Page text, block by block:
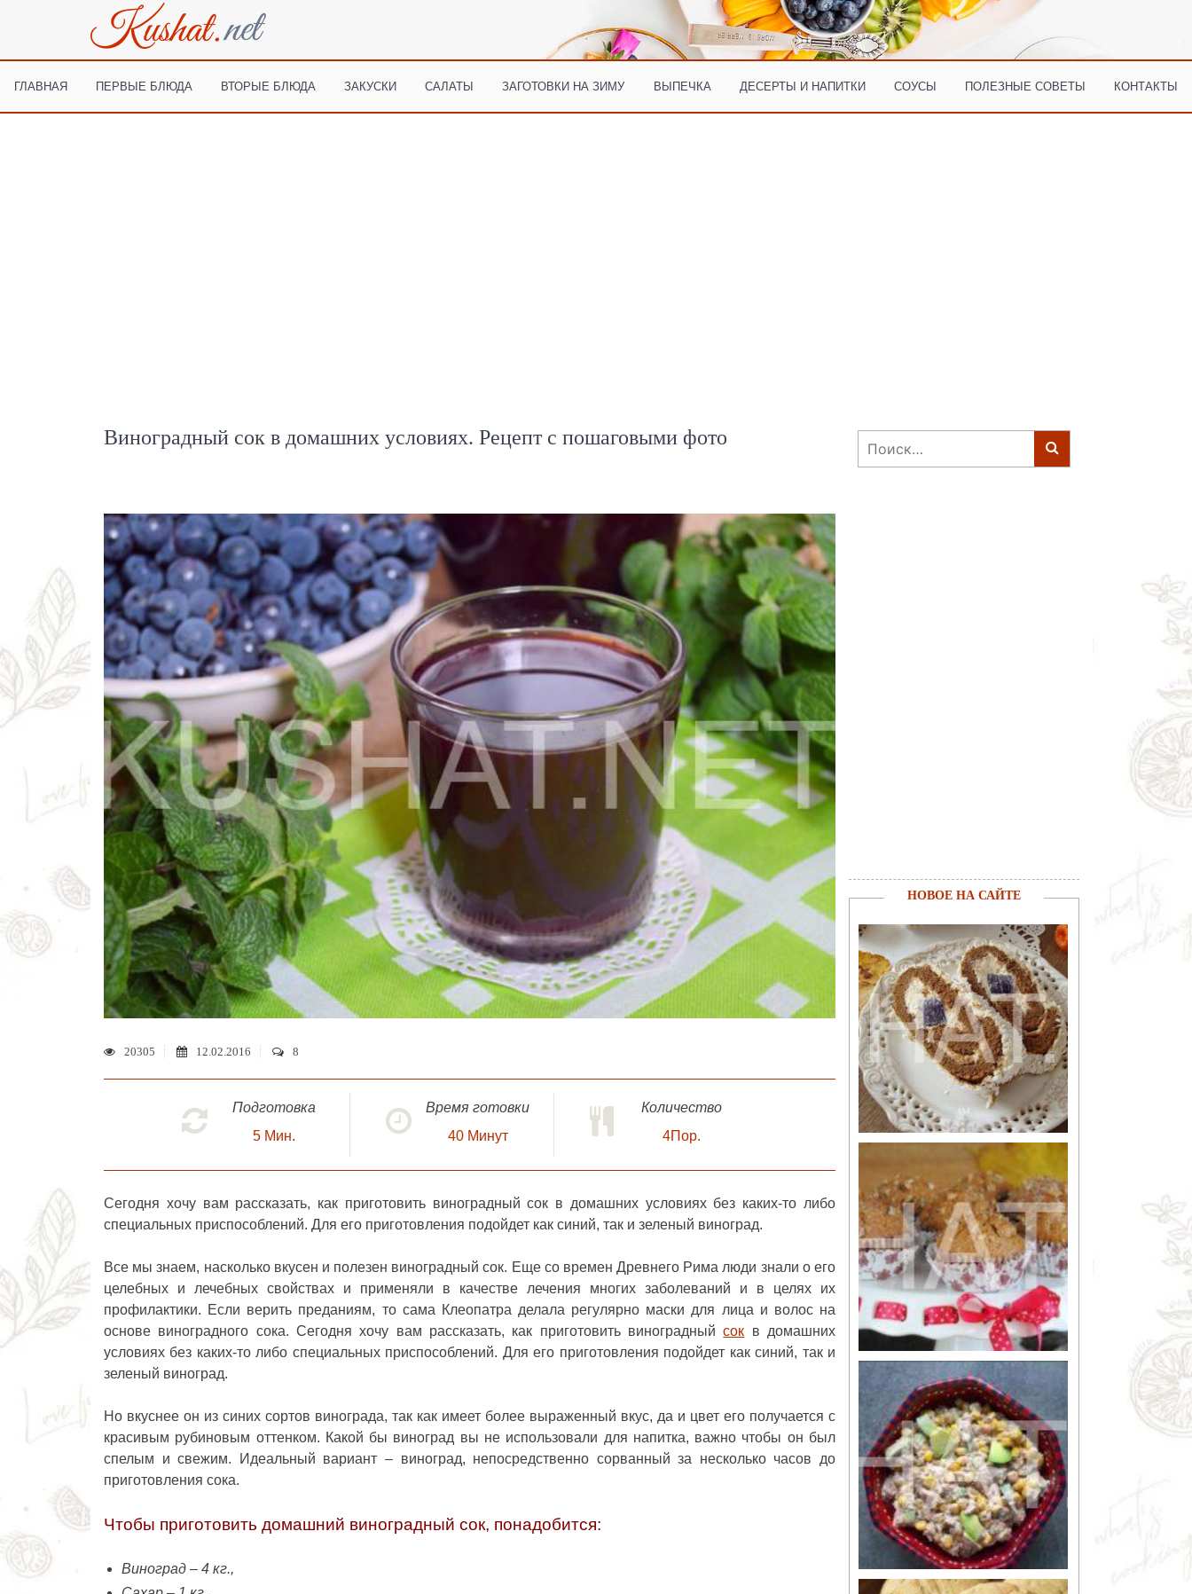
ГЛАВНАЯ ПЕРВЫЕ БЛЮДА ВТОРЫЕ БЛЮДА ЗАКУСКИ САЛАТЫ ЗАГОТОВКИ НА ЗИМУ ВЫПЕЧКА ДЕСЕРТЫ И НАПИТКИ СОУСЫ ПОЛЕЗНЫЕ СОВЕТЫ КОНТАКТЫ
Виноградный сок в домашних условиях. Рецепт с пошаговыми фото
20305 12.02.2016 8
Подготовка
5 Мин.
Время готовки
40 Минут
Количество
4Пор.
Сегодня хочу вам рассказать, как приготовить виноградный сок в домашних условиях без каких-то либо
специальных приспособлений. Для его приготовления подойдет как синий, так и зеленый виноград.
Все мы знаем, насколько вкусен и полезен виноградный сок. Еще со времен Древнего Рима люди знали о его
целебных и лечебных свойствах и применяли в качестве лечения многих заболеваний и в целях их
профилактики. Если верить преданиям, то сама Клеопатра делала регулярно маски для лица и волос на
основе виноградного сока. Сегодня хочу вам рассказать, как приготовить виноградныйсок в домашних
условиях без каких-то либо специальных приспособлений. Для его приготовления подойдет как синий, так и
зеленый виноград.
Но вкуснее он из синих сортов винограда, так как имеет более выраженный вкус, да и цвет его получается с
красивым рубиновым оттенком. Какой бы виноград вы не использовали для напитка, важно чтобы он был
спелым и свежим. Идеальный вариант – виноград, непосредственно сорванный за несколько часов до
приготовления сока.
Чтобы приготовить домашний виноградный сок, понадобится:
Виноград – 4 кг.,
Найти:
НОВОЕ НА САЙТЕ